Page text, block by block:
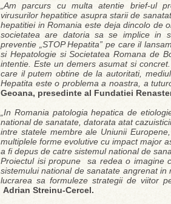
„Am parcurs cu multa atentie brief-ul
virusurilor hepatitice asupra starii de
hepatitiei in Romania este deja dincolo de
societatea are datoria sa se implice in
preventie „STOP Hepatita” pe care il
si Hepatologie si Societatea Romana de
intentie. Este un demers asumat si
care il putem obtine de la autoritati,
Hepatita este o problema a noastra, a
Geoana, presedinte al Fundatiei
„In Romania patologia hepatica de
national de sanatate, datorata atat
intre statele membre ale Uniunii
multiplele forme evolutive cu impact major
a fi depus de catre sistemul national de
Proiectul isi propune sa redea o imagine
sistemului national de sanatate angrenat
lucrarea sa formuleze strategii de viitor
Adrian Streinu-Cercel.